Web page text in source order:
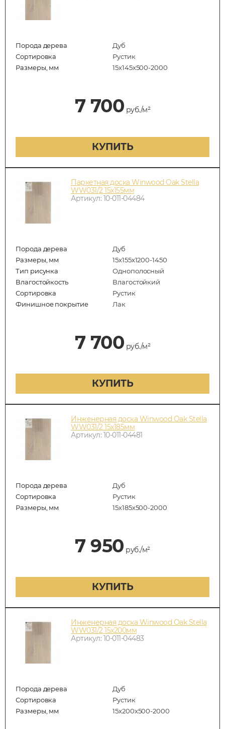
Порода дерева
Дуб
Сортировка
Рустик
Размеры, мм
15х145х500-2000
7 700 руб./м²
КУПИТЬ
Паркетная доска Winwood Oak Stella
WW031/2 15х155мм
Артикул: 10-011-04484
Порода дерева
Дуб
Размеры, мм
15х155х1200-1450
Тип рисунка
Однополосный
Влагостойкость
Влагостойкий
Сортировка
Рустик
Финишное покрытие
Лак
7 700 руб./м²
КУПИТЬ
Инженерная доска Winwood Oak Stella
WW031/2 15х185мм
Артикул: 10-011-04481
Порода дерева
Дуб
Сортировка
Рустик
Размеры, мм
15х185х500-2000
7 950 руб./м²
КУПИТЬ
Инженерная доска Winwood Oak Stella
WW031/2 15х200мм
Артикул: 10-011-04483
Порода дерева
Дуб
Сортировка
Рустик
Размеры, мм
15х200х500-2000